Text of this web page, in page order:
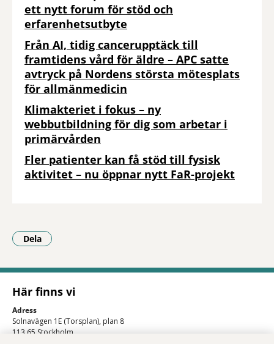
ett nytt forum för stöd och
erfarenhetsutbyte
Från AI, tidig cancerupptäck till
framtidens vård för äldre – APC satte
avtryck på Nordens största mötesplats
för allmänmedicin
Klimakteriet i fokus – ny
webbutbildning för dig som arbetar i
primärvården
Fler patienter kan få stöd till fysisk
aktivitet – nu öppnar nytt FaR-projekt
Dela
- Klicka för att öppna delningsalternativ.
Här finns vi
Adress
Solnavägen 1E (Torsplan), plan 8
113 65 Stockholm